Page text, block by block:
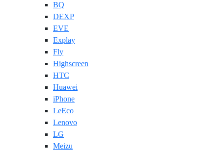
BQ
DEXP
EVE
Explay
Fly
Highscreen
HTC
Huawei
iPhone
LeEco
Lenovo
LG
Meizu